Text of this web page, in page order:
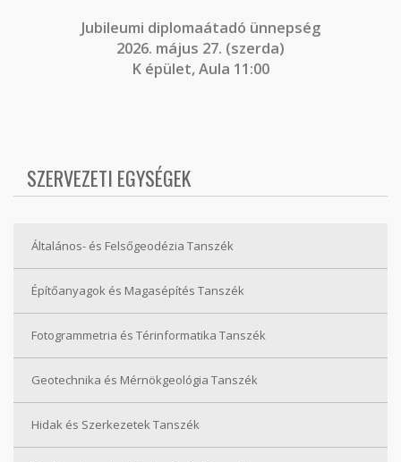
Jubileumi diplomaátadó ünnepség
2026. május 27. (szerda)
K épület, Aula 11:00
SZERVEZETI EGYSÉGEK
Általános- és Felsőgeodézia Tanszék
Építőanyagok és Magasépítés Tanszék
Fotogrammetria és Térinformatika Tanszék
Geotechnika és Mérnökgeológia Tanszék
Hidak és Szerkezetek Tanszék